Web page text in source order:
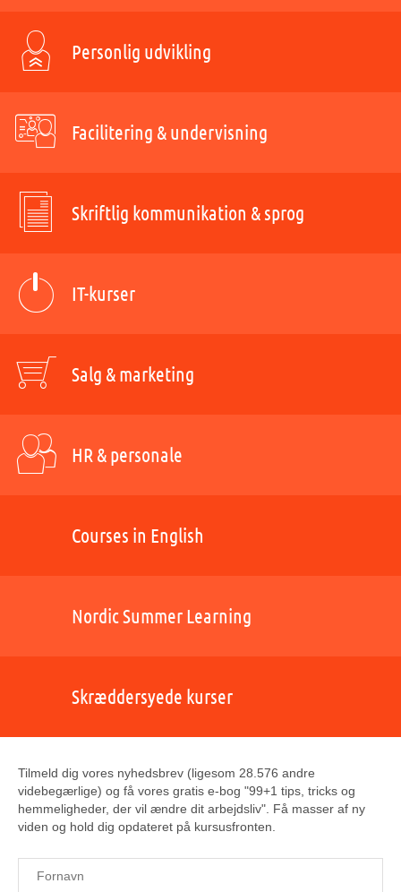
Personlig udvikling
Facilitering & undervisning
Skriftlig kommunikation & sprog
IT-kurser
Salg & marketing
HR & personale
Courses in English
Nordic Summer Learning
Skræddersyede kurser
Tilmeld dig vores nyhedsbrev (ligesom 28.576 andre
videbegærlige) og få vores gratis e-bog "99+1 tips, tricks og
hemmeligheder, der vil ændre dit arbejdsliv". Få masser af ny
viden og hold dig opdateret på kursusfronten.